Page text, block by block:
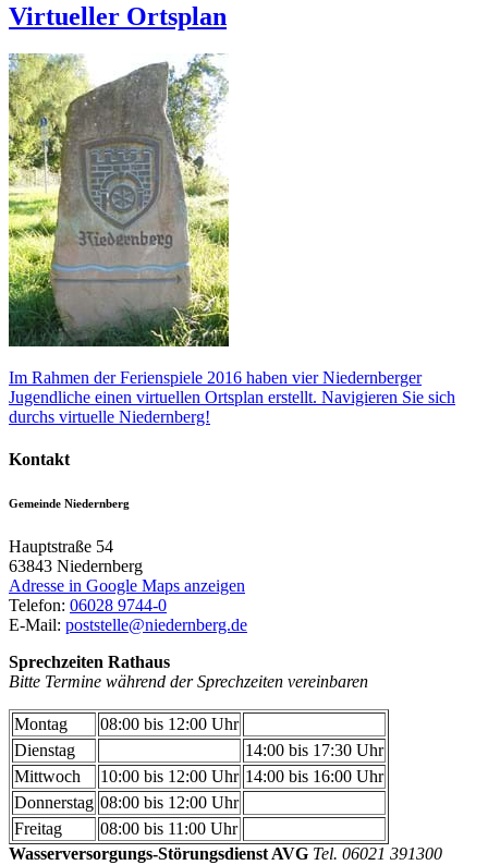
Virtueller Ortsplan
Im Rahmen der Ferienspiele 2016 haben vier Niedernberger
Jugendliche einen virtuellen Ortsplan erstellt. Navigieren Sie sich
durchs virtuelle Niedernberg!
Kontakt
Gemeinde Niedernberg
Hauptstraße 54
63843 Niedernberg
Adresse in Google Maps anzeigen
Telefon: 06028 9744-0
E-Mail: poststelle@niedernberg.de
Sprechzeiten Rathaus
Bitte Termine während der Sprechzeiten vereinbaren
Montag
08:00 bis 12:00 Uhr
Dienstag
14:00 bis 17:30 Uhr
Mittwoch
10:00 bis 12:00 Uhr 14:00 bis 16:00 Uhr
Donnerstag 08:00 bis 12:00 Uhr
Freitag
08:00 bis 11:00 Uhr
Wasserversorgungs-Störungsdienst AVG Tel. 06021 391300